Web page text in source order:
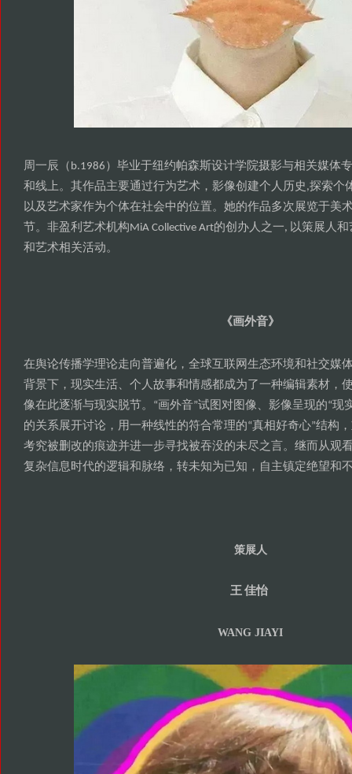
周一辰 （b.1986） 毕业于纽约帕森斯设计学院摄影与相关媒体
和线上 。 其作品主要通过行为艺术， 影像创建个人历史 ,探索个
以及艺术家作为个体在社会中的位置。 她的作品多次展览于美
节。 非盈利艺术机构MiA Collective Art的创办人之一, 以策展人
和艺术相关活动。
《画外音》
在舆论传播学理论走向普遍化， 全球互联网生态环境和社交媒
背景下 ， 现实生活、 个人故事和情感都成为了一种编辑素材，
像在此逐渐与现实脱节。“画外音”试图对图像 、 影像呈现的“现
的关系展开讨论 ， 用一种线性的符合常理的“真相好奇心”结构 ，
考究被删改的痕迹并进一步寻找被吞没的未尽之言。 继而从观
复杂信息时代的逻辑和脉络 ， 转未知为已知 ， 自主镇定绝望和
策展人
王 佳怡
WANG JIAYI